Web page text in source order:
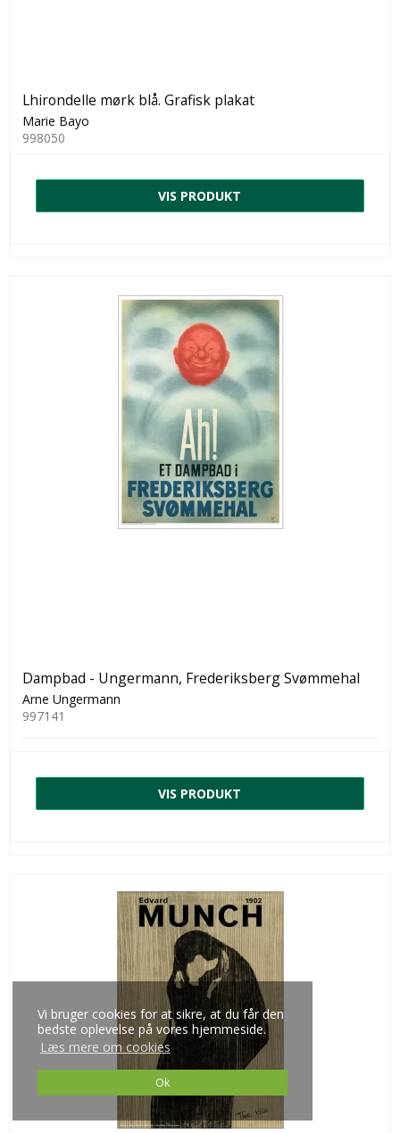
Vi bruger cookies for at sikre, at du får den
bedste oplevelse på vores hjemmeside.
Læs mere om cookies
Ok
Lhirondelle mørk blå. Grafisk plakat
Marie Bayo
998050
VIS PRODUKT
Dampbad - Ungermann, Frederiksberg Svømmehal
Arne Ungermann
997141
VIS PRODUKT